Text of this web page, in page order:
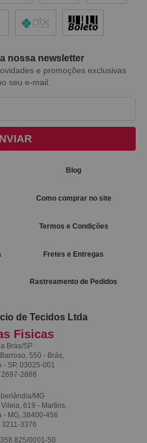
nossa newsletter
e promoções exclusivas
seu e-mail.
Blog
Como comprar no site
Termos e Condições
Fretes e Entregas
Rastreamento de Pedidos
de Tecidos Ltda
Fisicas
Brás/SP
550 - Brás,
- SP, 03025-001
2697-2888
MG
619 - Martins,
- MG, 38400-456
3211-3376
0001-50